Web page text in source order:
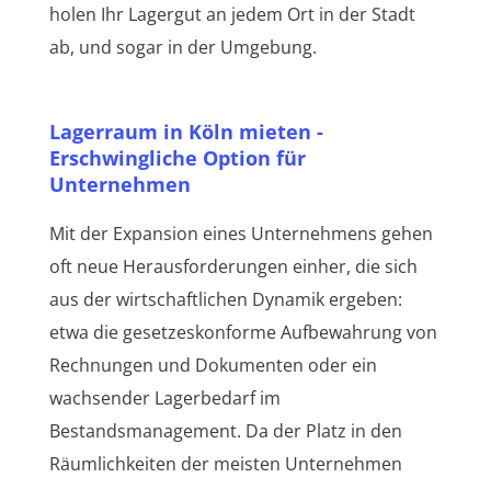
holen Ihr Lagergut an jedem Ort in der Stadt
ab, und sogar in der Umgebung.
Lagerraum in Köln mieten -
Erschwingliche Option für
Unternehmen
Mit der Expansion eines Unternehmens gehen
oft neue Herausforderungen einher, die sich
aus der wirtschaftlichen Dynamik ergeben:
etwa die gesetzeskonforme Aufbewahrung von
Rechnungen und Dokumenten oder ein
wachsender Lagerbedarf im
Bestandsmanagement. Da der Platz in den
Räumlichkeiten der meisten Unternehmen